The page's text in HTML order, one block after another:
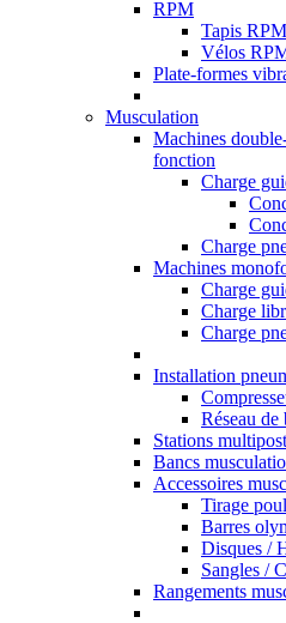
RPM
Tapis RPM
Vélos
Plate-formes
Musculation
Machines
fonction
Charge
Charge
Machines
Charge
Charge
Charge
Installation
Réseau de
Stations
Bancs
Accessoires
Tirage
Barres
Disques /
Sangles /
Rangements